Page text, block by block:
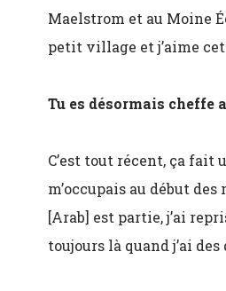
Maelstrom et au Moine
petit village et j’aime
Tu es désormais cheffe
C’est tout récent, ça fait
m’occupais au début
[Arab] est partie, j’ai
toujours là quand j’ai